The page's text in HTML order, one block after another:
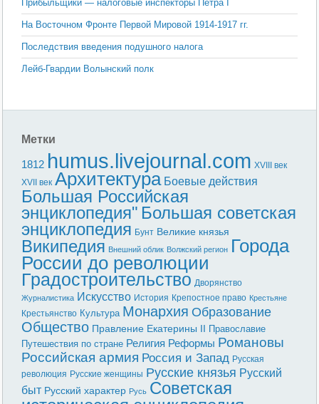
Прибыльщики — налоговые инспекторы Петра I
На Восточном Фронте Первой Мировой 1914-1917 гг.
Последствия введения подушного налога
Лейб-Гвардии Волынский полк
Метки
1812 humus.livejournal.com XVIII век
XVII век Архитектура Боевые действия
Большая Российская
энциклопедия" Большая советская
энциклопедия Бунт Великие князья
Википедия Внешний облик Волжский регион Города
России до революции
Градостроительство Дворянство
Журналистика Искусство История Крепостное право Крестьяне
Крестьянство Культура Монархия Образование
Общество Правление Екатерины II Православие
Путешествия по стране Религия Реформы Романовы
Российская армия Россия и Запад Русская
революция Русские женщины Русские князья Русский
быт Русский характер Русь Советская